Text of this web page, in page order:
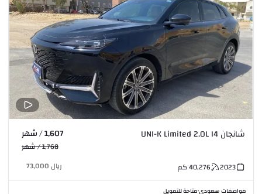
شانجان UNI-K Limited 2.0L I4 1,607 / شهر
1,768 / شهر
2023
40,276كم ريال 73,000
مواصفات سعودي•متاحة للتمويل